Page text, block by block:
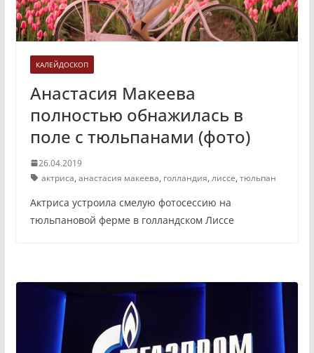
КАЛЕЙДОСКОП
Анастасия Макеева
полностью обнажилась в
поле с тюльпанами (фото)
26.04.2019
актриса, анастасия макеева, голландия, лиссе, тюльпан
Актриса устроила смелую фотосессию на
тюльпановой ферме в голландском Лиссе